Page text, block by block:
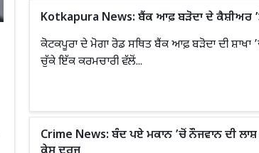
Kotkapura News: ਬੈਂਕ ਆਫ਼ ਬੜੋਦਾ ਦੇ ਕੈਸ਼ੀਅਰ
ਕੋਟਕਪੂਰਾ ਦੇ ਮੋਗਾ ਰੋਡ ਸਥਿਤ ਬੈਂਕ ਆਫ਼ ਬੜੋਦਾ ਦੀ ਸ਼ਾਖਾ
ਚੁੱਕੇ ਇੱਕ ਕਰਮਚਾਰੀ ਵੱਲੋਂ...
Crime News: ਬੰਦ ਪਏ ਮਕਾਨ ’ਚੋਂ ਨੌਜਵਾਨ ਦੀ